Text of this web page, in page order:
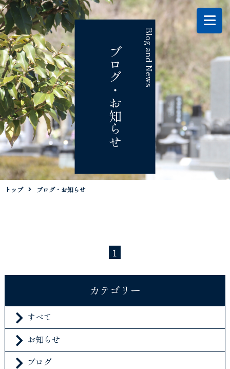
Blog and News
ブログ・お知らせ
トップ ブログ・お知らせ
1
カテゴリー
すべて
お知らせ
ブログ